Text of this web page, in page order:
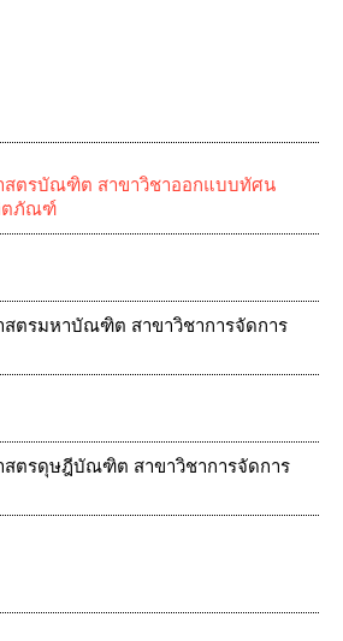
สตรบัณฑิต สาขาวิชาออกแบบทัศน
ตภัณฑ์
ตรมหาบัณฑิต สาขาวิชาการจัดการ
ตรดุษฎีบัณฑิต สาขาวิชาการจัดการ